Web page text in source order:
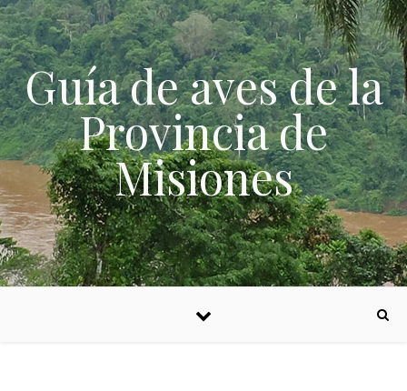
Skip to content
Guía de aves de la
Provincia de
Misiones